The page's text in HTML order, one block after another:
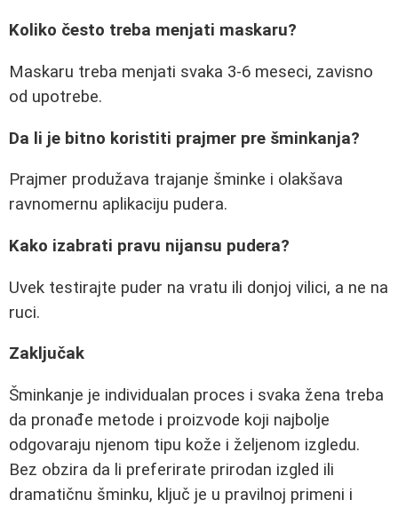
Koliko često treba menjati maskaru?
Maskaru treba menjati svaka 3-6 meseci, zavisno
od upotrebe.
Da li je bitno koristiti prajmer pre šminkanja?
Prajmer produžava trajanje šminke i olakšava
ravnomernu aplikaciju pudera.
Kako izabrati pravu nijansu pudera?
Uvek testirajte puder na vratu ili donjoj vilici, a ne na
ruci.
Zaključak
Šminkanje je individualan proces i svaka žena treba
da pronađe metode i proizvode koji najbolje
odgovaraju njenom tipu kože i željenom izgledu.
Bez obzira da li preferirate prirodan izgled ili
dramatičnu šminku, ključ je u pravilnoj primeni i